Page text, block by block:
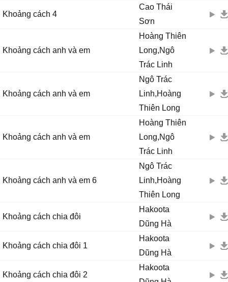
Khoảng cách 4
Cao Thái
Sơn
Khoảng cách anh và em
Hoàng Thiên
Long,Ngô
Trác Linh
Khoảng cách anh và em
Ngô Trác
Linh,Hoàng
Thiên Long
Khoảng cách anh và em
Hoàng Thiên
Long,Ngô
Trác Linh
Khoảng cách anh và em 6
Ngô Trác
Linh,Hoàng
Thiên Long
Khoảng cách chia đôi
Hakoota
Dũng Hà
Khoảng cách chia đôi 1
Hakoota
Dũng Hà
Khoảng cách chia đôi 2
Hakoota